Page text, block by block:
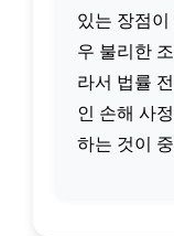
있는 장점
우 불리한
라서 법률
인 손해 사
하는 것이